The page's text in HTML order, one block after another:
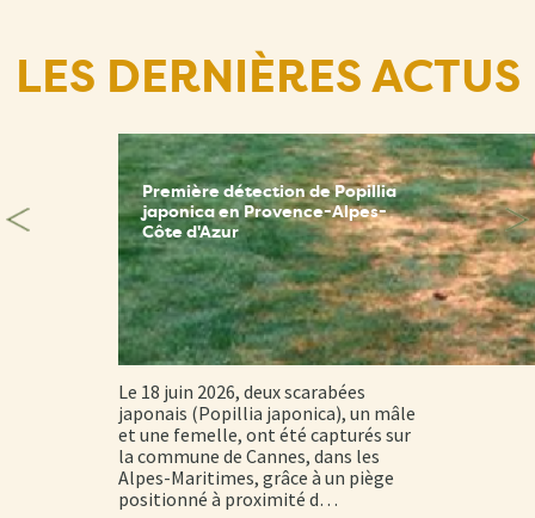
LES DERNIÈRES ACTUS
Première détection de Popillia
japonica en Provence-Alpes-
Côte d'Azur
Le 18 juin 2026, deux scarabées
japonais (Popillia japonica), un mâle
et une femelle, ont été capturés sur
la commune de Cannes, dans les
Alpes-Maritimes, grâce à un piège
positionné à proximité d…